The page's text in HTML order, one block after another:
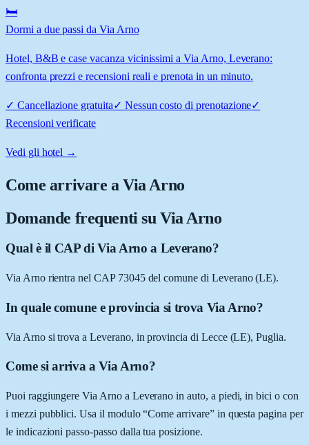
🛏️
Dormi a due passi da Via Arno
Hotel, B&B e case vacanza vicinissimi a Via Arno, Leverano:
confronta prezzi e recensioni reali e prenota in un minuto.
✓ Cancellazione gratuita✓ Nessun costo di prenotazione✓
Recensioni verificate
Vedi gli hotel →
Come arrivare aVia Arno
Domande frequenti su Via Arno
Qual è il CAP di Via Arno a Leverano?
Via Arno rientra nel CAP 73045 del comune di Leverano (LE).
In quale comune e provincia si trova Via Arno?
Via Arno si trova a Leverano, in provincia di Lecce (LE), Puglia.
Come si arriva a Via Arno?
Puoi raggiungere Via Arno a Leverano in auto, a piedi, in bici o con
i mezzi pubblici. Usa il modulo “Come arrivare” in questa pagina per
le indicazioni passo-passo dalla tua posizione.